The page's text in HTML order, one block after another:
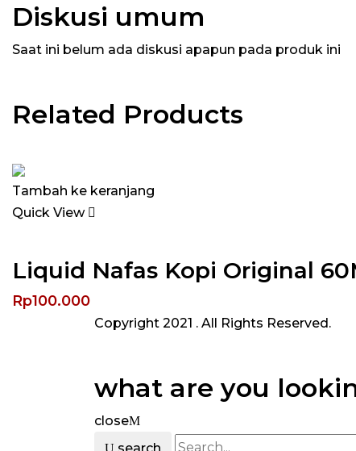
Diskusi umum
Saat ini belum ada diskusi apapun pada produk ini
Related Products
Tambah ke keranjang
Quick View
Liquid Nafas Kopi Original
Rp100.000
Copyright 2021 . All Rights Reserved.
what are you
close